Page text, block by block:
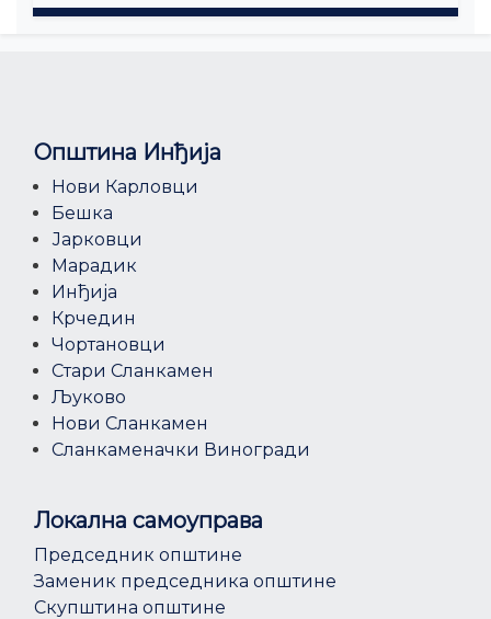
Општина Инђија
Нови Карловци
Бешка
Јарковци
Марадик
Инђија
Крчедин
Чортановци
Стари Сланкамен
Љуково
Нови Сланкамен
Сланкаменачки Виногради
Локална самоуправа
Председник општине
Заменик председника општине
Скупштина општине